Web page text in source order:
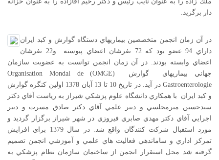
دار برگزيد.
در آن زمان انجمن متخصصين بيماريهاي دستگاه گوارش و كبد ايران
داراي 94 عضو بود كه 72 نفرشان اعضاي پيوسته و22 نفرشان
اعضاي وابسته بودند. در آن زمان انجمن توانست به عضويت سازمان
جهاني بيماريهاي گوارش (OMGE) Organisation Mondal de
Gastroenterologie در آيد. در تاريخ 10 تا 13 آبان 1378 اولين کنگره گوارش
و کبد ايران با همکاري دانشگاه علوم پزشکي شيراز به رياست آقاي دکتر
سيدحسين ميرمجلسي و دبير علمي آقاي دکتر صادق مسرت و دبير
اجرايي آقاي دکتر مهدي صابري فيروزي در شهر شيراز برگزار گرديد و
مورد استقبال شرکت کنندگان واقع شد. در سال 1379 براي افزايش
تمرکز اداري و ساماندهي فعاليت هاي علمي و آموزشي انجمن تصميم
گرفته شد محل استقرار انجمن از ساختمان سازمان نظام پزشکي به